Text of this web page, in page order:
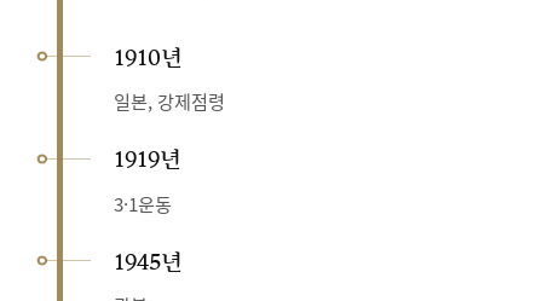
1910년
일본, 강제점령
1919년
3·1운동
1945년